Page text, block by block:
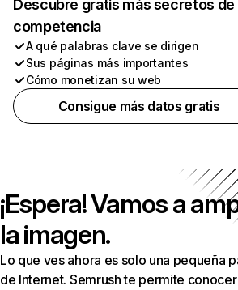
Descubre gratis más secretos de
competencia
A qué palabras clave se dirigen
Sus páginas más importantes
Cómo monetizan su web
Consigue más datos gratis
¡Espera! Vamos a
la imagen.
Lo que ves ahora es solo una pequeña
de Internet. Semrush te permite